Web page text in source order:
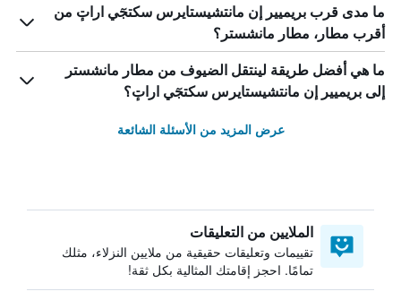
ما مدى قرب بريميير إن مانتشيستايرس سكتجٓي اراتٕ من
أقرب مطار، مطار مانشستر؟
ما هي أفضل طريقة لينتقل الضيوف من مطار مانشستر
إلى بريميير إن مانتشيستايرس سكتجٓي اراتٕ؟
عرض المزيد من الأسئلة الشائعة
الملايين من التعليقات
تقييمات وتعليقات حقيقية من ملايين النزلاء، مثلك
تمامًا. احجز إقامتك المثالية بكل ثقة!